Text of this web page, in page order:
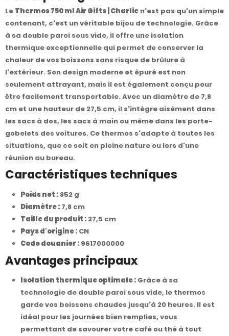
Le Thermos 750 ml Air Gifts | Charlie n'est pas qu'un simple
contenant, c'est un véritable bijou de technologie. Grâce
à sa double paroi sous vide, il offre une isolation
thermique exceptionnelle qui permet de conserver la
chaleur de vos boissons sans risque de brûlure à
l'extérieur. Son design moderne et épuré est non
seulement attrayant, mais il est également conçu pour
être facilement transportable. Avec un diamètre de 7,8
cm et une hauteur de 27,5 cm, il s'intègre aisément dans
les sacs à dos, les sacs à main ou même dans les porte-
gobelets des voitures. Ce thermos s'adapte à toutes les
situations, que ce soit en pleine nature ou lors d'une
réunion au bureau.
Caractéristiques techniques
Poids net : 852 g
Diamètre : 7,8 cm
Taille du produit : 27,5 cm
Pays d'origine : CN
Code douanier : 9617000000
Avantages principaux
Isolation thermique optimale : Grâce à sa
technologie de double paroi sous vide, le thermos
garde vos boissons chaudes jusqu'à 20 heures. Il est
idéal pour les journées bien remplies, vous
permettant de savourer votre café ou thé à tout